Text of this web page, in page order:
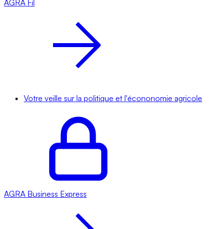
AGRA Fil
Votre veille sur la politique et l'écononomie agricole
AGRA Business Express